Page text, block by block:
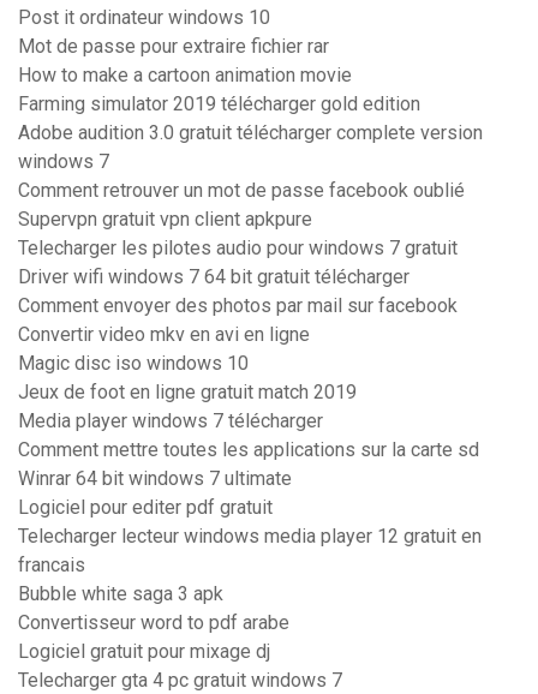
Post it ordinateur windows 10
Mot de passe pour extraire fichier rar
How to make a cartoon animation movie
Farming simulator 2019 télécharger gold edition
Adobe audition 3.0 gratuit télécharger complete version
windows 7
Comment retrouver un mot de passe facebook oublié
Supervpn gratuit vpn client apkpure
Telecharger les pilotes audio pour windows 7 gratuit
Driver wifi windows 7 64 bit gratuit télécharger
Comment envoyer des photos par mail sur facebook
Convertir video mkv en avi en ligne
Magic disc iso windows 10
Jeux de foot en ligne gratuit match 2019
Media player windows 7 télécharger
Comment mettre toutes les applications sur la carte sd
Winrar 64 bit windows 7 ultimate
Logiciel pour editer pdf gratuit
Telecharger lecteur windows media player 12 gratuit en
francais
Bubble white saga 3 apk
Convertisseur word to pdf arabe
Logiciel gratuit pour mixage dj
Telecharger gta 4 pc gratuit windows 7